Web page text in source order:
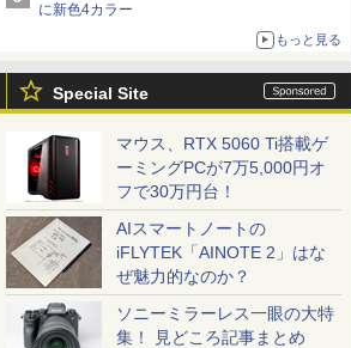
に新色4カラー
もっと見る
Special Site
マウス、RTX 5060 Ti搭載ゲ
ーミングPCが7万5,000円オ
フで30万円台！
AIスマートノートの
iFLYTEK「AINOTE 2」はな
ぜ魅力的なのか？
ソニーミラーレス一眼の大特
集！ 見どころ記事まとめ